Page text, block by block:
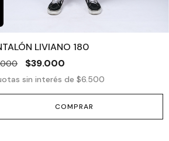
LIVIANO 180
$39.000
sin interés de$6.500
COMPRAR